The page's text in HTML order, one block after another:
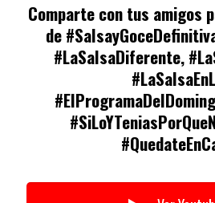
Comparte con tus amigos
de
#LaSalsaDiferente,